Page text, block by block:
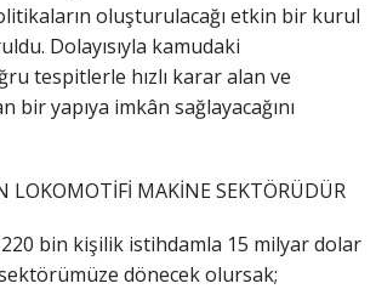
oluşturulacağı etkin bir kurul
Dolayısıyla kamudaki
tespitlerle hızlı karar alan ve
bir yapıya imkân sağlayacağını
LOKOMOTİFİ MAKİNE SEKTÖRÜDÜR
bin kişilik istihdamla 15 milyar dolar
dönecek olursak;